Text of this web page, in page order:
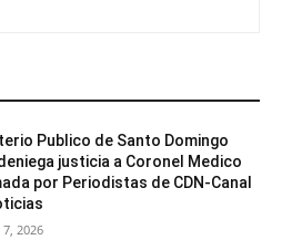
Publico de Santo Domingo
justicia a Coronel Medico
por Periodistas de CDN-Canal
2026